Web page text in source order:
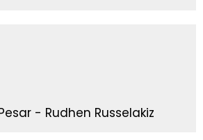
- Rudhen Russelakiz